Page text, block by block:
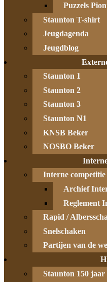
Puzzels
Staunton T-shirt
Jeugdagenda
Jeugdblog
Staunton 1
Staunton 2
Staunton 3
Staunton N1
KNSB Beker
NOSBO Beker
Interne competitie
Archief
Reglement
Rapid /
Snelschaken
Partijen van de
Staunton 150 jaar